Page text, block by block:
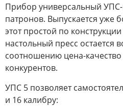
Прибор универсальный
патронов. Выпускается уже
этот простой по
настольный пресс остается
соотношению цена-качество
конкурентов.
УПС 5 позволяет
и 16 калибру: